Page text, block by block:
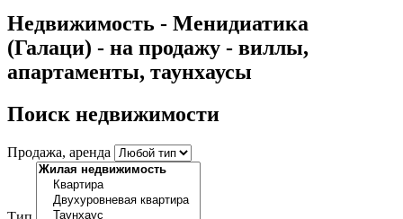
Недвижимость - Менидиатика
(Галаци) - на продажу - виллы,
апартаменты, таунхаусы
Поиск недвижимости
Продажа, аренда